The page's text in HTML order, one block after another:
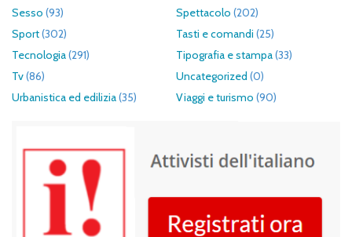
Sesso (93) Spettacolo (202)
Sport(302) Tasti e comandi (25)
Tecnologia(291) Tipografia e stampa(33)
Tv(86) Uncategorized (0)
Urbanistica ed edilizia(35) Viaggi e turismo (90)